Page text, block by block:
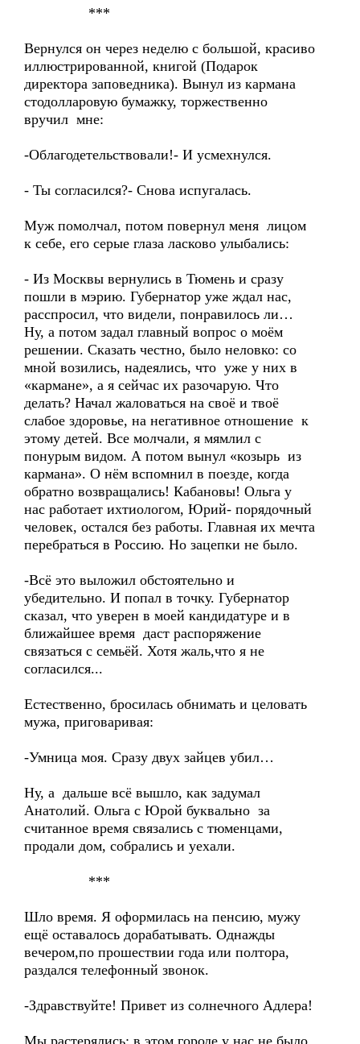
***
Вернулся он через неделю с большой, красиво
иллюстрированной, книгой (Подарок
директора заповедника). Вынул из кармана
стодолларовую бумажку, торжественно
вручил мне:
-Облагодетельствовали!- И усмехнулся.
- Ты согласился?- Снова испугалась.
Муж помолчал, потом повернул меня лицом
к себе, его серые глаза ласково улыбались:
- Из Москвы вернулись в Тюмень и сразу
пошли в мэрию. Губернатор уже ждал нас,
расспросил, что видели, понравилось ли…
Ну, а потом задал главный вопрос о моём
решении. Сказать честно, было неловко: со
мной возились, надеялись, что уже у них в
«кармане», а я сейчас их разочарую. Что
делать? Начал жаловаться на своё и твоё
слабое здоровье, на негативное отношение к
этому детей. Все молчали, я мямлил с
понурым видом. А потом вынул «козырь из
кармана». О нём вспомнил в поезде, когда
обратно возвращались! Кабановы! Ольга у
нас работает ихтиологом, Юрий- порядочный
человек, остался без работы. Главная их мечта
перебраться в Россию. Но зацепки не было.
-Всё это выложил обстоятельно и
убедительно. И попал в точку. Губернатор
сказал, что уверен в моей кандидатуре и в
ближайшее время даст распоряжение
связаться с семьёй. Хотя жаль,что я не
согласился...
Естественно, бросилась обнимать и целовать
мужа, приговаривая:
-Умница моя. Сразу двух зайцев убил…
Ну, а дальше всё вышло, как задумал
Анатолий. Ольга с Юрой буквально за
считанное время связались с тюменцами,
продали дом, собрались и уехали.
***
Шло время. Я оформилась на пенсию, мужу
ещё оставалось дорабатывать. Однажды
вечером,по прошествии года или полтора,
раздался телефонный звонок.
-Здравствуйте! Привет из солнечного Адлера!
Мы растерялись: в этом городе у нас не было